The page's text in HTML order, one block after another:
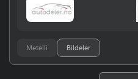
Metelli Bildeler